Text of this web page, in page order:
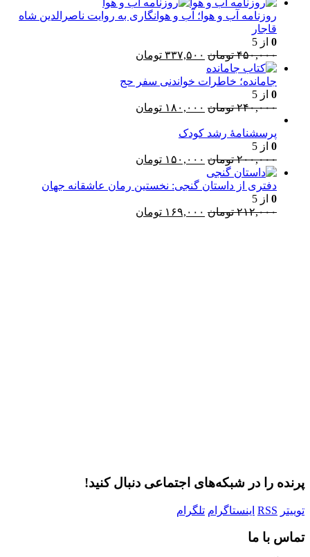
۴۹۰,۰۰۰ تومان۳۶۷,۵۰۰ تومان.
روزنامه آب و هوا؛ آب و هوانگاری به روایت ناصرالدین شاه
قاجار
0 از 5
۴۵۰,۰۰۰ تومان قیمت
۴۵۰,۰۰۰ تومان
۳۳۷,۵۰۰ تومان
۳۳۷,۵۰۰ تومان.جامانده؛ خاطرات خواندنی سفر حج
0 از 5
۲۴۰,۰۰۰ تومان قیمت
۱۸۰,۰۰۰ تومان
پرسشنامۀ رشد کودک
0 از 5
۲۰۰,۰۰۰ تومان قیمت
۲۰۰,۰۰۰ تومان
۱۵۰,۰۰۰ تومان
۱۵۰,۰۰۰ تومان.
دفتری از داستان گنجی: نخستین رمان عاشقانه جهان
0 از 5
۲۱۲,۰۰۰ تومان قیمت
۱۶۹,۰۰۰ تومان
پرنده را در شبکه‌های اجتماعی دنبال کنید!
توییتر RSS اینستاگرام تلگرام
تماس با ما